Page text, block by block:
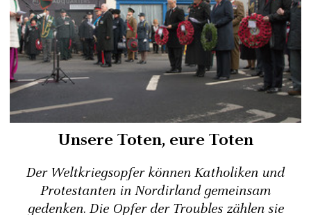
Unsere Toten, eure Toten
Der Weltkriegsopfer können Katholiken und
Protestanten in Nordirland gemeinsam
gedenken. Die Opfer der Troubles zählen sie